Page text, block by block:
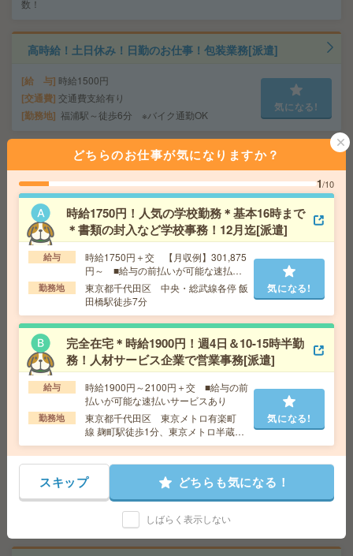
数！
高時給！土日休み！日勤のお仕事！包装業務[派遣]
給 与 時給1500円
交通費 交通費支給有り
勤務地 福浦駅～徒歩6分 ※バイク通勤OK
気になる!
【未経験OK】残業なし！病院の総務課で薬品・備品管理
給 与 時給1400円～ ＊日払い・週払いOK
交通費 全額支給
勤務地 三ツ境駅より徒歩17分
気になる!
＜担当者激推し！＞だって簡単！コーヒースティックの
袋詰め＊好きな日だけでOK！[派遣]
給 与
時給1336円～1670円 ▼日払いOK（規定あ
り） ■初勤務手当あり ※規定による
勤務地
勤務地多数！ご希望のエリアをご相談くださ
い＾＾
《単発1日OK！日払い可》＊DMのモクモクシール貼り
時給1,500円～1,875円
交通費 ■ 交通費規定内支給 ※派遣先による
勤務地 【横浜市保土ヶ谷区】保土ケ谷駅・天王町
駅・西谷駅・星川駅・上星川駅など勤務地多数！
気になる!
どちらのお仕事が気になりますか？
1/10
時給1750円！人気の学校勤務＊基本16時まで
＊書類の封入など学校事務！12月迄[派遣]
給与
時給1750円＋交 【月収例】301,875
円～ ■給与の前払いが可能な速払い
サービスあり
勤務地
東京都千代田区 中央・総武線各停 飯
田橋駅徒歩7分
気になる!
完全在宅＊時給1900円！週4日＆10-15時半勤
務！人材サービス企業で営業事務[派遣]
給与
時給1900円～2100円＋交 ■給与の前
払いが可能な速払いサービスあり
勤務地
東京都千代田区 東京メトロ有楽町
線 麹町駅徒歩1分、東京メトロ半蔵門
線 半蔵門駅徒歩5分
気になる!
スキップ どちらも気になる！
しばらく表示しない